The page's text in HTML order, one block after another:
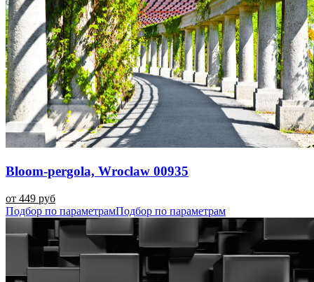
Bloom-pergola, Wroclaw 00935
от 449 руб
Подбор по параметрамПодбор по параметрам